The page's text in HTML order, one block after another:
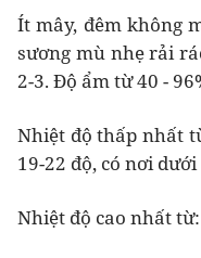
Ít mây, đêm không
sương mù nhẹ rải
2-3. Độ ẩm từ 40 -
Nhiệt độ thấp nhất
19-22 độ, có nơi dưới
Nhiệt độ cao nhất từ: